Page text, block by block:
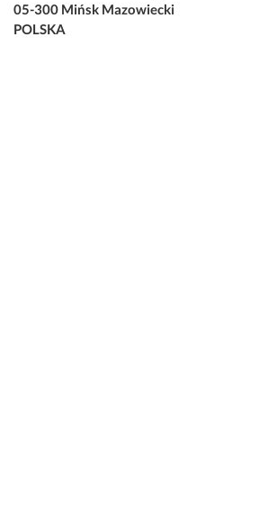
05-300 Mińsk Mazowiecki
POLSKA